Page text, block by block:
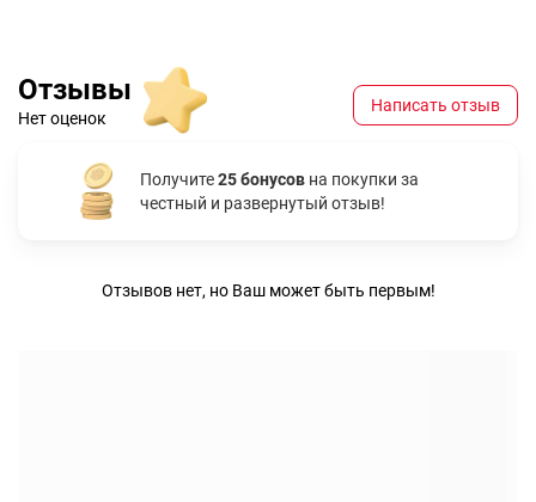
Отзывы
Нет оценок
Написать отзыв
Получите25 бонусов на покупки за
честный и развернутый отзыв!
Отзывов нет, но Ваш может быть первым!